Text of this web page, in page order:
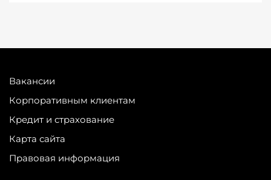
Вакансии
Корпоративным клиентам
Кредит и страхование
Карта сайта
Правовая информация